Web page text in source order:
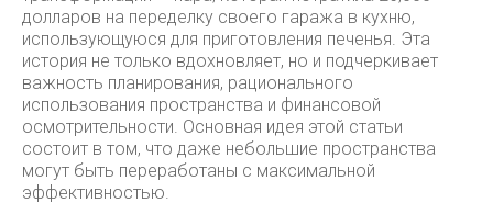
долларов на переделку своего гаража в кухню,
использующуюся для приготовления печенья. Эта
история не только вдохновляет, но и подчеркивает
важность планирования, рационального
использования пространства и финансовой
осмотрительности. Основная идея этой статьи
состоит в том, что даже небольшие пространства
могут быть переработаны с максимальной
эффективностью.